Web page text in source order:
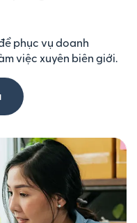
phục vụ doanh
việc xuyên biên giới.